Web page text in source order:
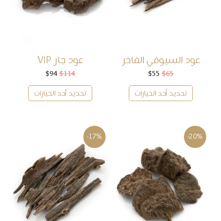
عود السيوفي الفاخر
$65 السعر
هو:
$65.
$55
هو:
$55.
تحديد أحد الخيارات
عود جار VIP
$114 السعر
هو:
$114.
$94
هو:
$94.
تحديد أحد الخيارات
-20%
-17%